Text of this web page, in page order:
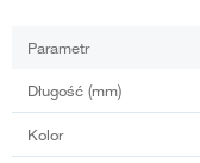
Parametr
Długość (mm)
Kolor